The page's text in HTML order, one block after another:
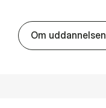
Om uddannelsen